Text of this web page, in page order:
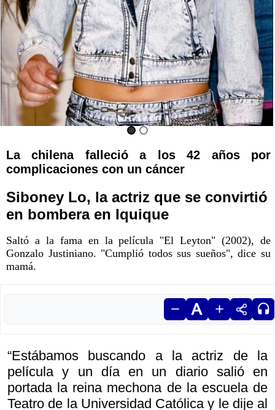
La chilena falleció a los 42 años por
complicaciones con un cáncer
Siboney Lo, la actriz que se convirtió
en bombera en Iquique
Saltó a la fama en la película "El Leyton" (2002), de
Gonzalo Justiniano. "Cumplió todos sus sueños", dice su
mamá.
“Estábamos buscando a la actriz de la
película y un día en un diario salió en
portada la reina mechona de la escuela de
Teatro de la Universidad Católica y le dije al